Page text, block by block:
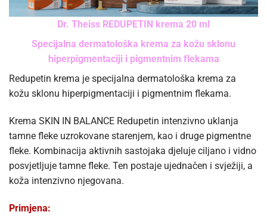
Dr. Theiss REDUPETIN krema 20 ml
Specijalna dermatološka krema za kožu sklonu
hiperpigmentaciji i pigmentnim flekama
Redupetin krema je specijalna dermatološka krema za
kožu sklonu hiperpigmentaciji i pigmentnim flekama.
Krema SKIN IN BALANCE Redupetin intenzivno uklanja
tamne fleke uzrokovane starenjem, kao i druge pigmentne
fleke. Kombinacija aktivnih sastojaka djeluje ciljano i vidno
posvjetljuje tamne fleke. Ten postaje ujednačen i svježiji, a
koža intenzivno njegovana.
Primjena: